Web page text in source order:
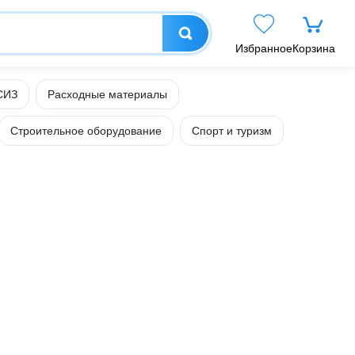
ИзбранноеКорзина
Расходные материалы
Строительное оборудование Спорт и туризм